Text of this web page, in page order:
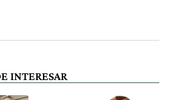
INTERESAR